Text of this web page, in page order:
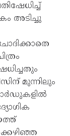
അടിച്ചു
മുന്നിലും